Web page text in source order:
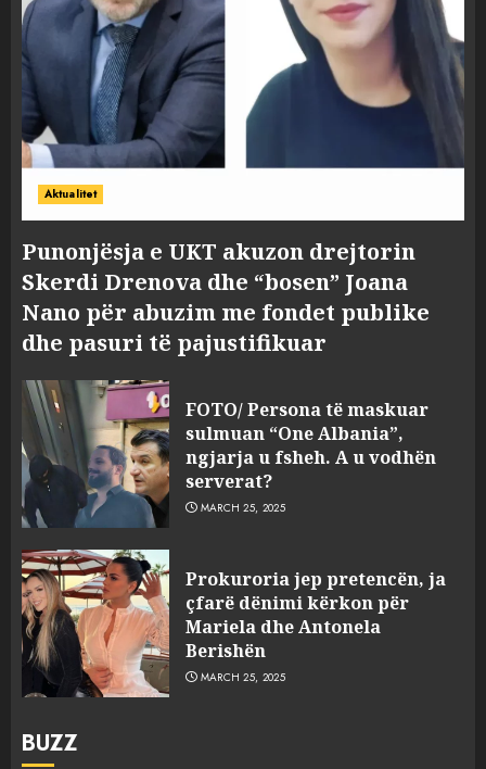
Aktualitet
Punonjësja e UKT akuzon drejtorin
Skerdi Drenova dhe “bosen” Joana
Nano për abuzim me fondet publike
dhe pasuri të pajustifikuar
FOTO/ Persona të maskuar
sulmuan “One Albania”,
ngjarja u fsheh. A u vodhën
serverat?
MARCH 25, 2025
Prokuroria jep pretencën, ja
çfarë dënimi kërkon për
Mariela dhe Antonela
Berishën
MARCH 25, 2025
BUZZ